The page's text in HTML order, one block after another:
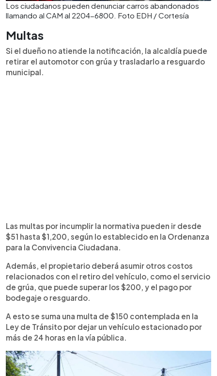
Los ciudadanos pueden denunciar carros abandonados
llamando al CAM al 2204-6800. Foto EDH / Cortesía
Multas
Si el dueño no atiende la notificación, la alcaldía puede
retirar el automotor con grúa y trasladarlo a resguardo
municipal.
Las multas por incumplir la normativa pueden ir desde
$51 hasta $1,200, según lo establecido en la Ordenanza
para la Convivencia Ciudadana.
Además, el propietario deberá asumir otros costos
relacionados con el retiro del vehículo, como el servicio
de grúa, que puede superar los $200, y el pago por
bodegaje o resguardo.
A esto se suma una multa de $150 contemplada en la
Ley de Tránsito por dejar un vehículo estacionado por
más de 24 horas en la vía pública.